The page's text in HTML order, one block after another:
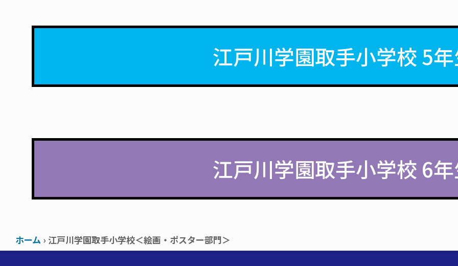
江戸川学園取手小学校 5
江戸川学園取手小学校 6
ホーム › 江戸川学園取手小学校＜絵画・ポスター部門＞